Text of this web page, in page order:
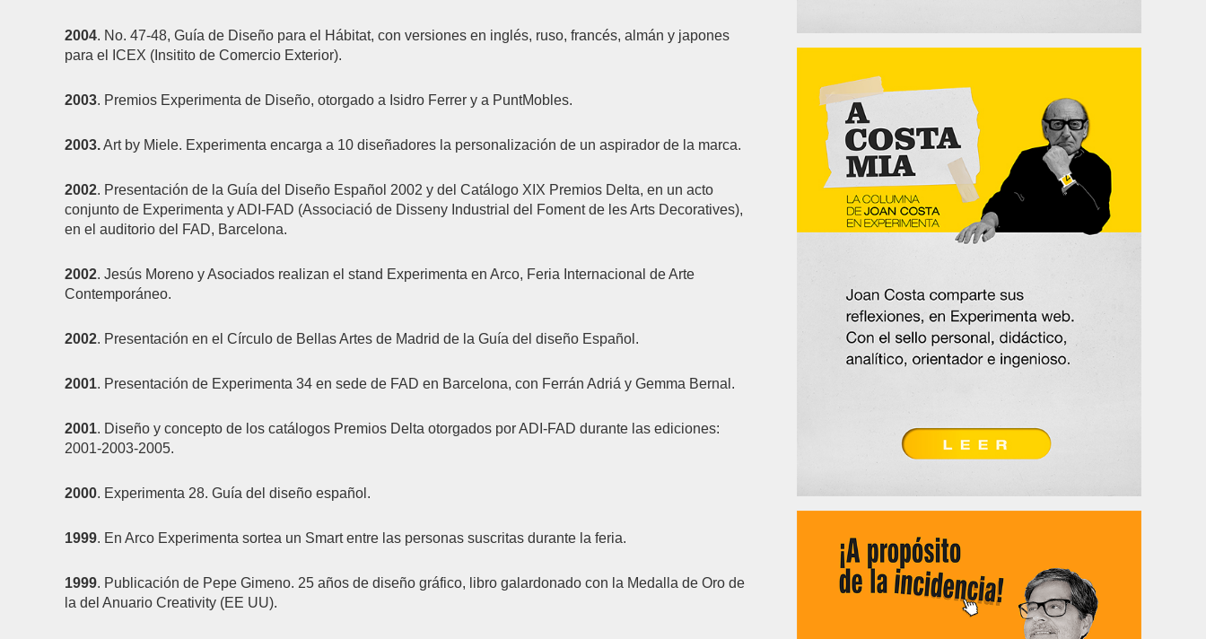
2004. No. 47-48, Guía de Diseño para el Hábitat, con versiones en inglés, ruso, francés, almán y japones
para el ICEX (Insitito de Comercio Exterior).
2003. Premios Experimenta de Diseño, otorgado a Isidro Ferrer y a PuntMobles.
2003.Art by Miele. Experimenta encarga a 10 diseñadores la personalización de un aspirador de la marca.
2002. Presentación de la Guía del Diseño Español 2002 y del Catálogo XIX Premios Delta, en un acto
conjunto de Experimenta y ADI-FAD (Associació de Disseny Industrial del Foment de les Arts Decoratives),
en el auditorio del FAD, Barcelona.
2002. Jesús Moreno y Asociados realizan el stand Experimenta en Arco, Feria Internacional de Arte
Contemporáneo.
2002. Presentación en el Círculo de Bellas Artes de Madrid de la Guía del diseño Español.
2001. Presentación de Experimenta 34 en sede de FAD en Barcelona, con Ferrán Adriá y Gemma Bernal.
2001. Diseño y concepto de los catálogos Premios Delta otorgados por ADI-FAD durante las ediciones:
2001-2003-2005.
2000. Experimenta 28. Guía del diseño español.
1999. En Arco Experimenta sortea un Smart entre las personas suscritas durante la feria.
1999. Publicación de Pepe Gimeno. 25 años de diseño gráfico, libro galardonado con la Medalla de Oro de
la del Anuario Creativity (EE UU).